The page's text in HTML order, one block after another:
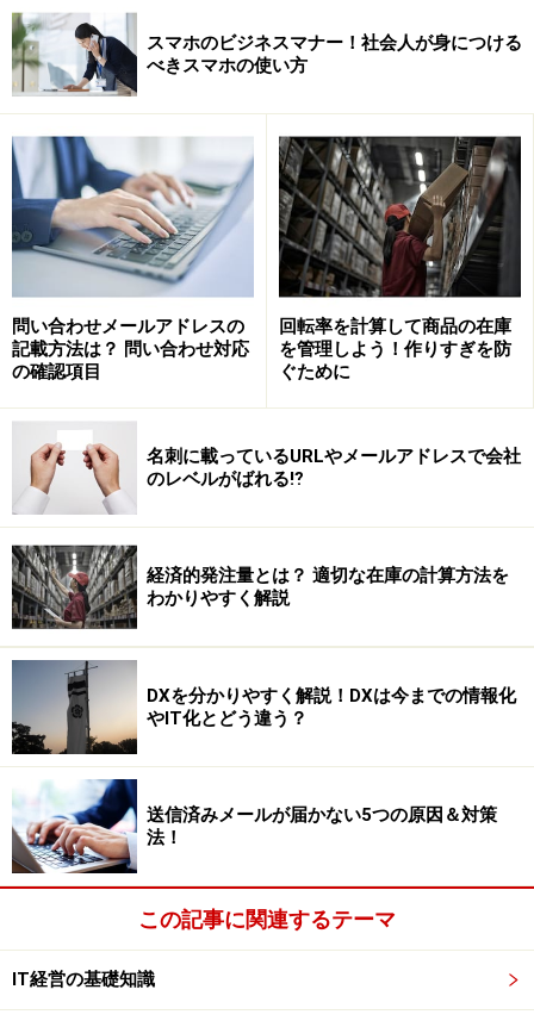
スマホのビジネスマナー！社会人が身につける
べきスマホの使い方
問い合わせメールアドレスの
記載方法は？ 問い合わせ対応
の確認項目
回転率を計算して商品の在庫
を管理しよう！作りすぎを防
ぐために
名刺に載っているURLやメールアドレスで会社
のレベルがばれる⁉
経済的発注量とは？ 適切な在庫の計算方法を
わかりやすく解説
DXを分かりやすく解説！DXは今までの情報化
やIT化とどう違う？
送信済みメールが届かない5つの原因＆対策
法！
この記事に関連するテーマ
IT経営の基礎知識